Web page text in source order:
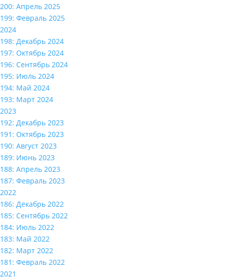
200: Апрель 2025
199: Февраль 2025
2024
198: Декабрь 2024
197: Октябрь 2024
196: Сентябрь 2024
195: Июль 2024
194: Май 2024
193: Март 2024
2023
192: Декабрь 2023
191: Октябрь 2023
190: Август 2023
189: Июнь 2023
188: Апрель 2023
187: Февраль 2023
2022
186: Декабрь 2022
185: Сентябрь 2022
184: Июль 2022
183: Май 2022
182: Март 2022
181: Февраль 2022
2021